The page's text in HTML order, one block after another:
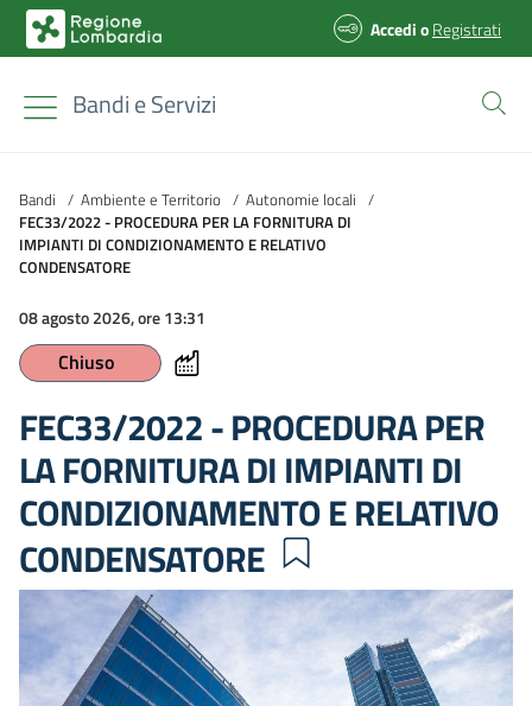
AccedioRegistrati
Bandi e Servizi
Bandi / Ambiente e Territorio / Autonomie locali /
FEC33/2022 - PROCEDURA PER LA FORNITURA DI
IMPIANTI DI CONDIZIONAMENTO E RELATIVO
CONDENSATORE
08 agosto 2026, ore 13:31
Chiuso
FEC33/2022 - PROCEDURA PER
LA FORNITURA DI IMPIANTI DI
CONDIZIONAMENTO E RELATIVO
CONDENSATORE